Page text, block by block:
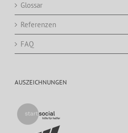
Glossar
Referenzen
FAQ
AUSZEICHNUNGEN